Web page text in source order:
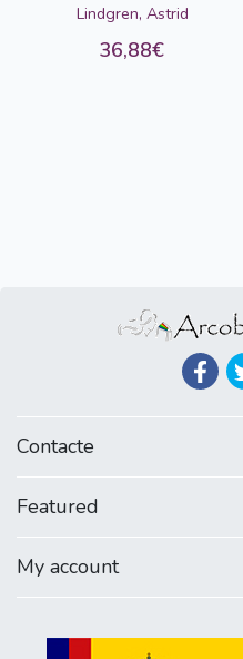
Lindgren, Astrid
36,88€
Contacte
Featured
My account